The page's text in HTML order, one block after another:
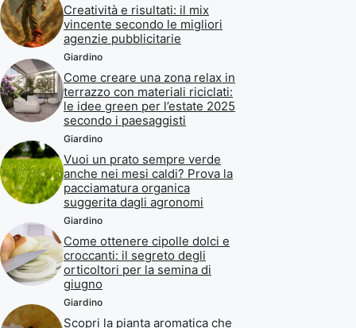
Creatività e risultati: il mix
vincente secondo le migliori
agenzie pubblicitarie
Giardino
Come creare una zona relax in
terrazzo con materiali riciclati:
le idee green per l’estate 2025
secondo i paesaggisti
Giardino
Vuoi un prato sempre verde
anche nei mesi caldi? Prova la
pacciamatura organica
suggerita dagli agronomi
Giardino
Come ottenere cipolle dolci e
croccanti: il segreto degli
orticoltori per la semina di
giugno
Giardino
Scopri la pianta aromatica che